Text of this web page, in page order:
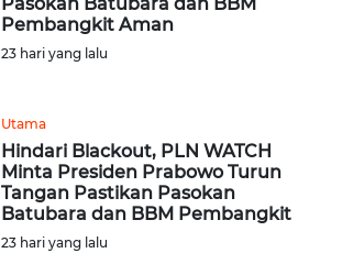
Pembangkit Aman
23 hari yang lalu
Utama
Hindari Blackout, PLN WATCH
Minta Presiden Prabowo Turun
Tangan Pastikan Pasokan
Batubara dan BBM Pembangkit
23 hari yang lalu